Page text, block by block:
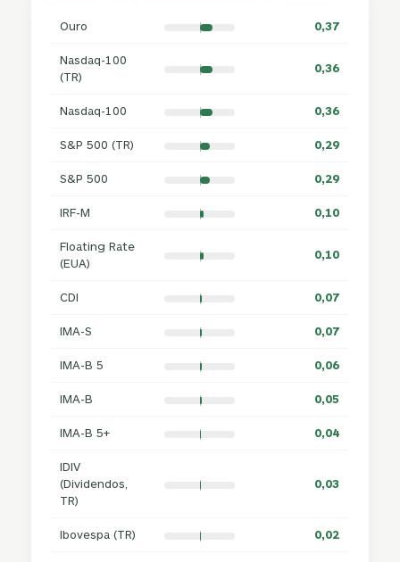
Ouro 0,37
Nasdaq-100
(TR)
0,36
Nasdaq-100 0,36
S&P 500 (TR) 0,29
S&P 500 0,29
IRF-M 0,10
Floating Rate
(EUA)
0,10
CDI 0,07
IMA-S 0,07
IMA-B 5 0,06
IMA-B 0,05
IMA-B 5+ 0,04
IDIV
(Dividendos,
TR)
0,03
Ibovespa (TR) 0,02